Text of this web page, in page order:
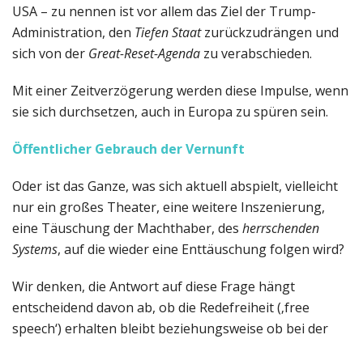
USA – zu nennen ist vor allem das Ziel der Trump-
Administration, den Tiefen Staatzurückzudrängen und
sich von der Great-Reset-Agenda zu verabschieden.
Mit einer Zeitverzögerung werden diese Impulse, wenn
sie sich durchsetzen, auch in Europa zu spüren sein.
Öffentlicher Gebrauch der Vernunft
Oder ist das Ganze, was sich aktuell abspielt, vielleicht
nur ein großes Theater, eine weitere Inszenierung,
eine Täuschung der Machthaber, des herrschenden
Systems, auf die wieder eine Enttäuschung folgen wird?
Wir denken, die Antwort auf diese Frage hängt
entscheidend davon ab, ob die Redefreiheit (‚free
speech‘) erhalten bleibt beziehungsweise ob bei der